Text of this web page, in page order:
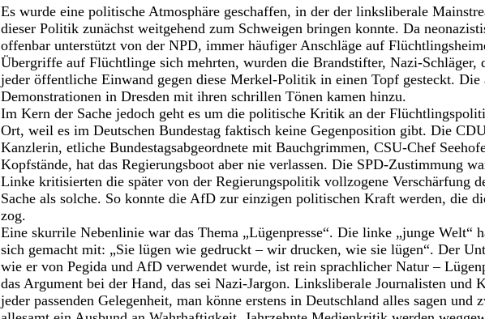
Es wurde eine politische Atmosphäre geschaffen, in der der linksliberale
dieser Politik zunächst weitgehend zum Schweigen bringen konnte. Da
offenbar unterstützt von der NPD, immer häufiger Anschläge auf
Übergriffe auf Flüchtlinge sich mehrten, wurden die Brandstifter, Nazi-
jeder öffentliche Einwand gegen diese Merkel-Politik in einen Topf gesteckt.
Demonstrationen in Dresden mit ihren schrillen Tönen kamen hinzu.
Im Kern der Sache jedoch geht es um die politische Kritik an der
Ort, weil es im Deutschen Bundestag faktisch keine Gegenposition gibt. Die
Kanzlerin, etliche Bundestagsabgeordnete mit Bauchgrimmen, CSU-Chef
Kopfstände, hat das Regierungsboot aber nie verlassen. Die SPD-Zustimmung
Linke kritisierten die später von der Regierungspolitik vollzogene Verschärfung
Sache als solche. So konnte die AfD zur einzigen politischen Kraft werden, die
zog.
Eine skurrile Nebenlinie war das Thema „Lügenpresse“. Die linke „junge Welt“
sich gemacht mit: „Sie lügen wie gedruckt – wir drucken, wie sie lügen“. Der
wie er von Pegida und AfD verwendet wurde, ist rein sprachlicher Natur –
das Argument bei der Hand, das sei Nazi-Jargon. Linksliberale Journalisten und
jeder passenden Gelegenheit, man könne erstens in Deutschland alles sagen und